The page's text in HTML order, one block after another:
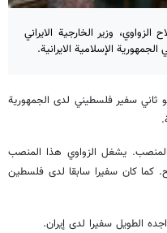
وزير الخارجية الايراني
الإسلامية الايرانية.
ثاني سفير فلسطيني لدى الجمهورية
يشغل الزواوي هذا المنصب
فتح. كما كان سفيرا سابقا لدى فلسطين
الطويل سفيرا لدى إيران.